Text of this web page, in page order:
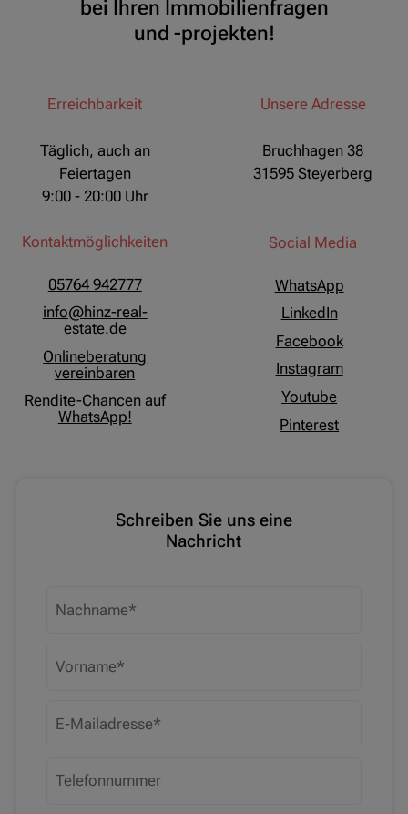
bei Ihren Immobilienfragen
und -projekten!
Erreichbarkeit
Täglich, auch an
Feiertagen
9:00 - 20:00 Uhr
Kontaktmöglichkeiten
05764 942777
info@hinz-real-
estate.de
Onlineberatung
vereinbaren
Rendite-Chancen auf
WhatsApp!
Unsere Adresse
Bruchhagen 38
31595 Steyerberg
Social Media
WhatsApp
LinkedIn
Facebook
Instagram
Youtube
Pinterest
Schreiben Sie uns eine
Nachricht